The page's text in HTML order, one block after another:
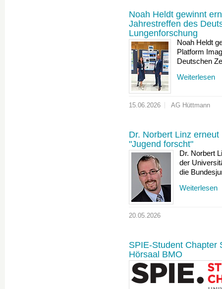
Noah Heldt gewinnt
Jahrestreffen des
Lungenforschung
Noah Heldt
Platform
Deutschen
Weiterlesen
15.06.2026 AG Hüttmann
Dr. Norbert Linz
"Jugend forscht"
Dr. Norbert
der
die
Weiterlesen
20.05.2026
SPIE-Student Chapter
Hörsaal BMO